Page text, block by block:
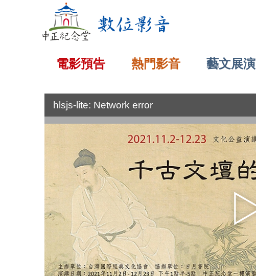
電影預告 熱門影音 藝文展演
hlsjs-lite: Network error